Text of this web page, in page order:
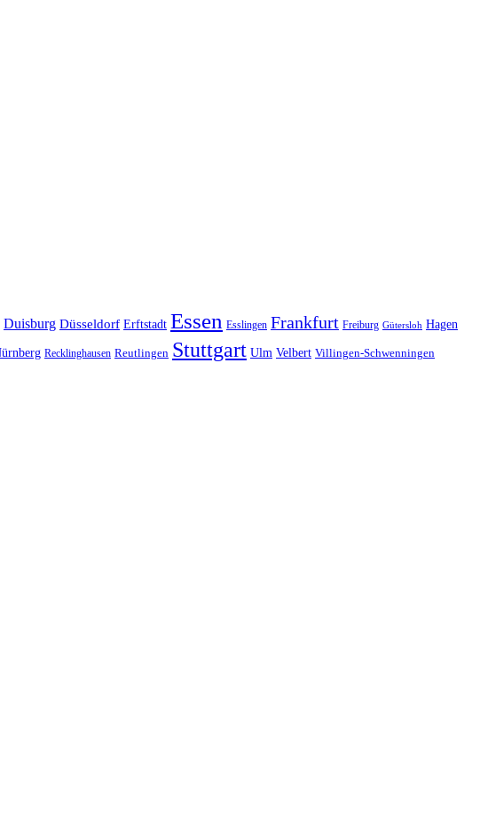
Duisburg Düsseldorf Erftstadt Essen Esslingen Frankfurt Freiburg Gütersloh Hagen
Recklinghausen Reutlingen Stuttgart Ulm Velbert Villingen-Schwenningen